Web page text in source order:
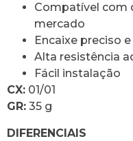
Compatível com
mercado
Encaixe preciso
Alta resistência
Fácil instalação
CX: 01/01
GR: 35 g
DIFERENCIAIS